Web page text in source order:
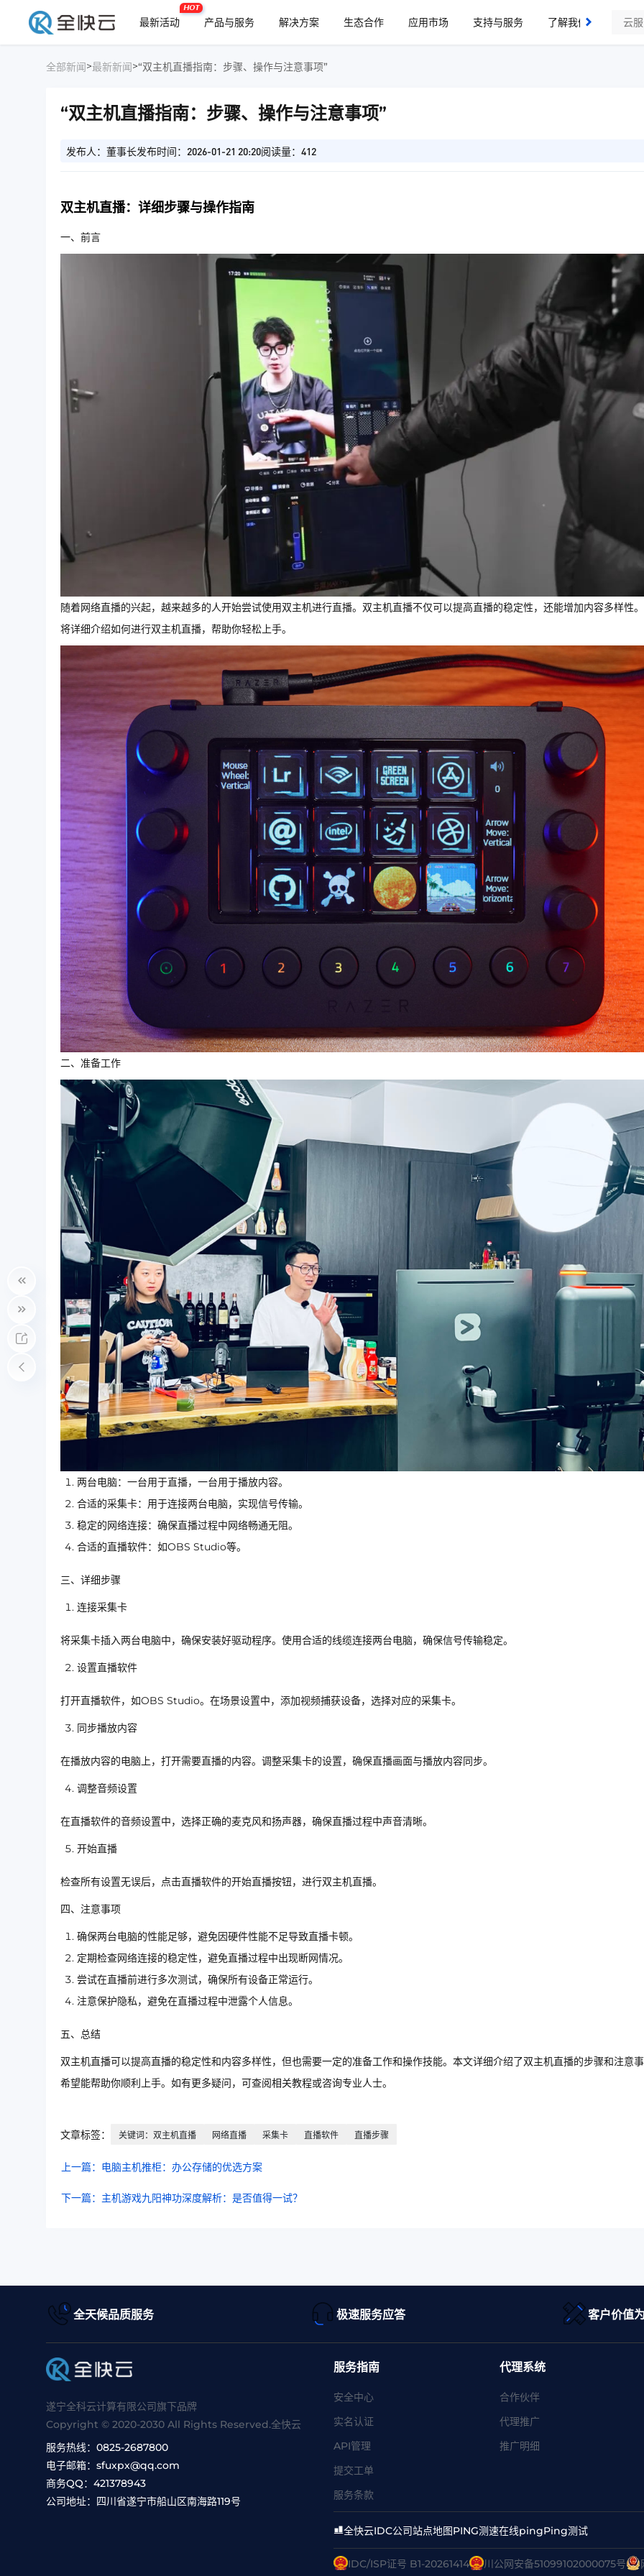
最新活动
HOT
产品与服务 解决方案 生态合作 应用市场 支持与服务 了解我们
全部新闻>最新新闻>“双主机直播指南：步骤、操作与注意事项”
“双主机直播指南：步骤、操作与注意事项”
发布人：董事长发布时间：2026-01-21 20:20阅读量：412
双主机直播：详细步骤与操作指南
一、前言
随着网络直播的兴起，越来越多的人开始尝试使用双主机进行直播。双主机直播不仅可以提高直播的稳定性，还能增加内容多样性
将详细介绍如何进行双主机直播，帮助你轻松上手。
二、准备工作
两台电脑：一台用于直播，一台用于播放内容。
合适的采集卡：用于连接两台电脑，实现信号传输。
稳定的网络连接：确保直播过程中网络畅通无阻。
合适的直播软件：如OBS Studio等。
三、详细步骤
连接采集卡
将采集卡插入两台电脑中，确保安装好驱动程序。使用合适的线缆连接两台电脑，确保信号传输稳定。
设置直播软件
打开直播软件，如OBS Studio。在场景设置中，添加视频捕获设备，选择对应的采集卡。
同步播放内容
在播放内容的电脑上，打开需要直播的内容。调整采集卡的设置，确保直播画面与播放内容同步。
调整音频设置
在直播软件的音频设置中，选择正确的麦克风和扬声器，确保直播过程中声音清晰。
开始直播
检查所有设置无误后，点击直播软件的开始直播按钮，进行双主机直播。
四、注意事项
确保两台电脑的性能足够，避免因硬件性能不足导致直播卡顿。
定期检查网络连接的稳定性，避免直播过程中出现断网情况。
尝试在直播前进行多次测试，确保所有设备正常运行。
注意保护隐私，避免在直播过程中泄露个人信息。
五、总结
双主机直播可以提高直播的稳定性和内容多样性，但也需要一定的准备工作和操作技能。本文详细介绍了双主机直播的步骤和注意
希望能帮助你顺利上手。如有更多疑问，可查阅相关教程或咨询专业人士。
文章标签： 关键词：双主机直播 网络直播 采集卡 直播软件 直播步骤
上一篇：电脑主机推柜：办公存储的优选方案
下一篇：主机游戏九阳神功深度解析：是否值得一试？
全天候品质服务 极速服务应答 客户价值
遂宁全科云计算有限公司旗下品牌
Copyright © 2020-2030 All Rights Reserved.全快云
服务热线： 0825-2687800
电子邮箱： sfuxpx@qq.com
商务QQ： 421378943
公司地址： 四川省遂宁市船山区南海路119号
服务指南
安全中心
实名认证
API管理
提交工单
服务条款
代理系统
合作伙伴
代理推广
推广明细
全快云IDC公司站点地图PING测速在线pingPing测试
IDC/ISP证号 B1-20261414 川公网安备51099102000075号